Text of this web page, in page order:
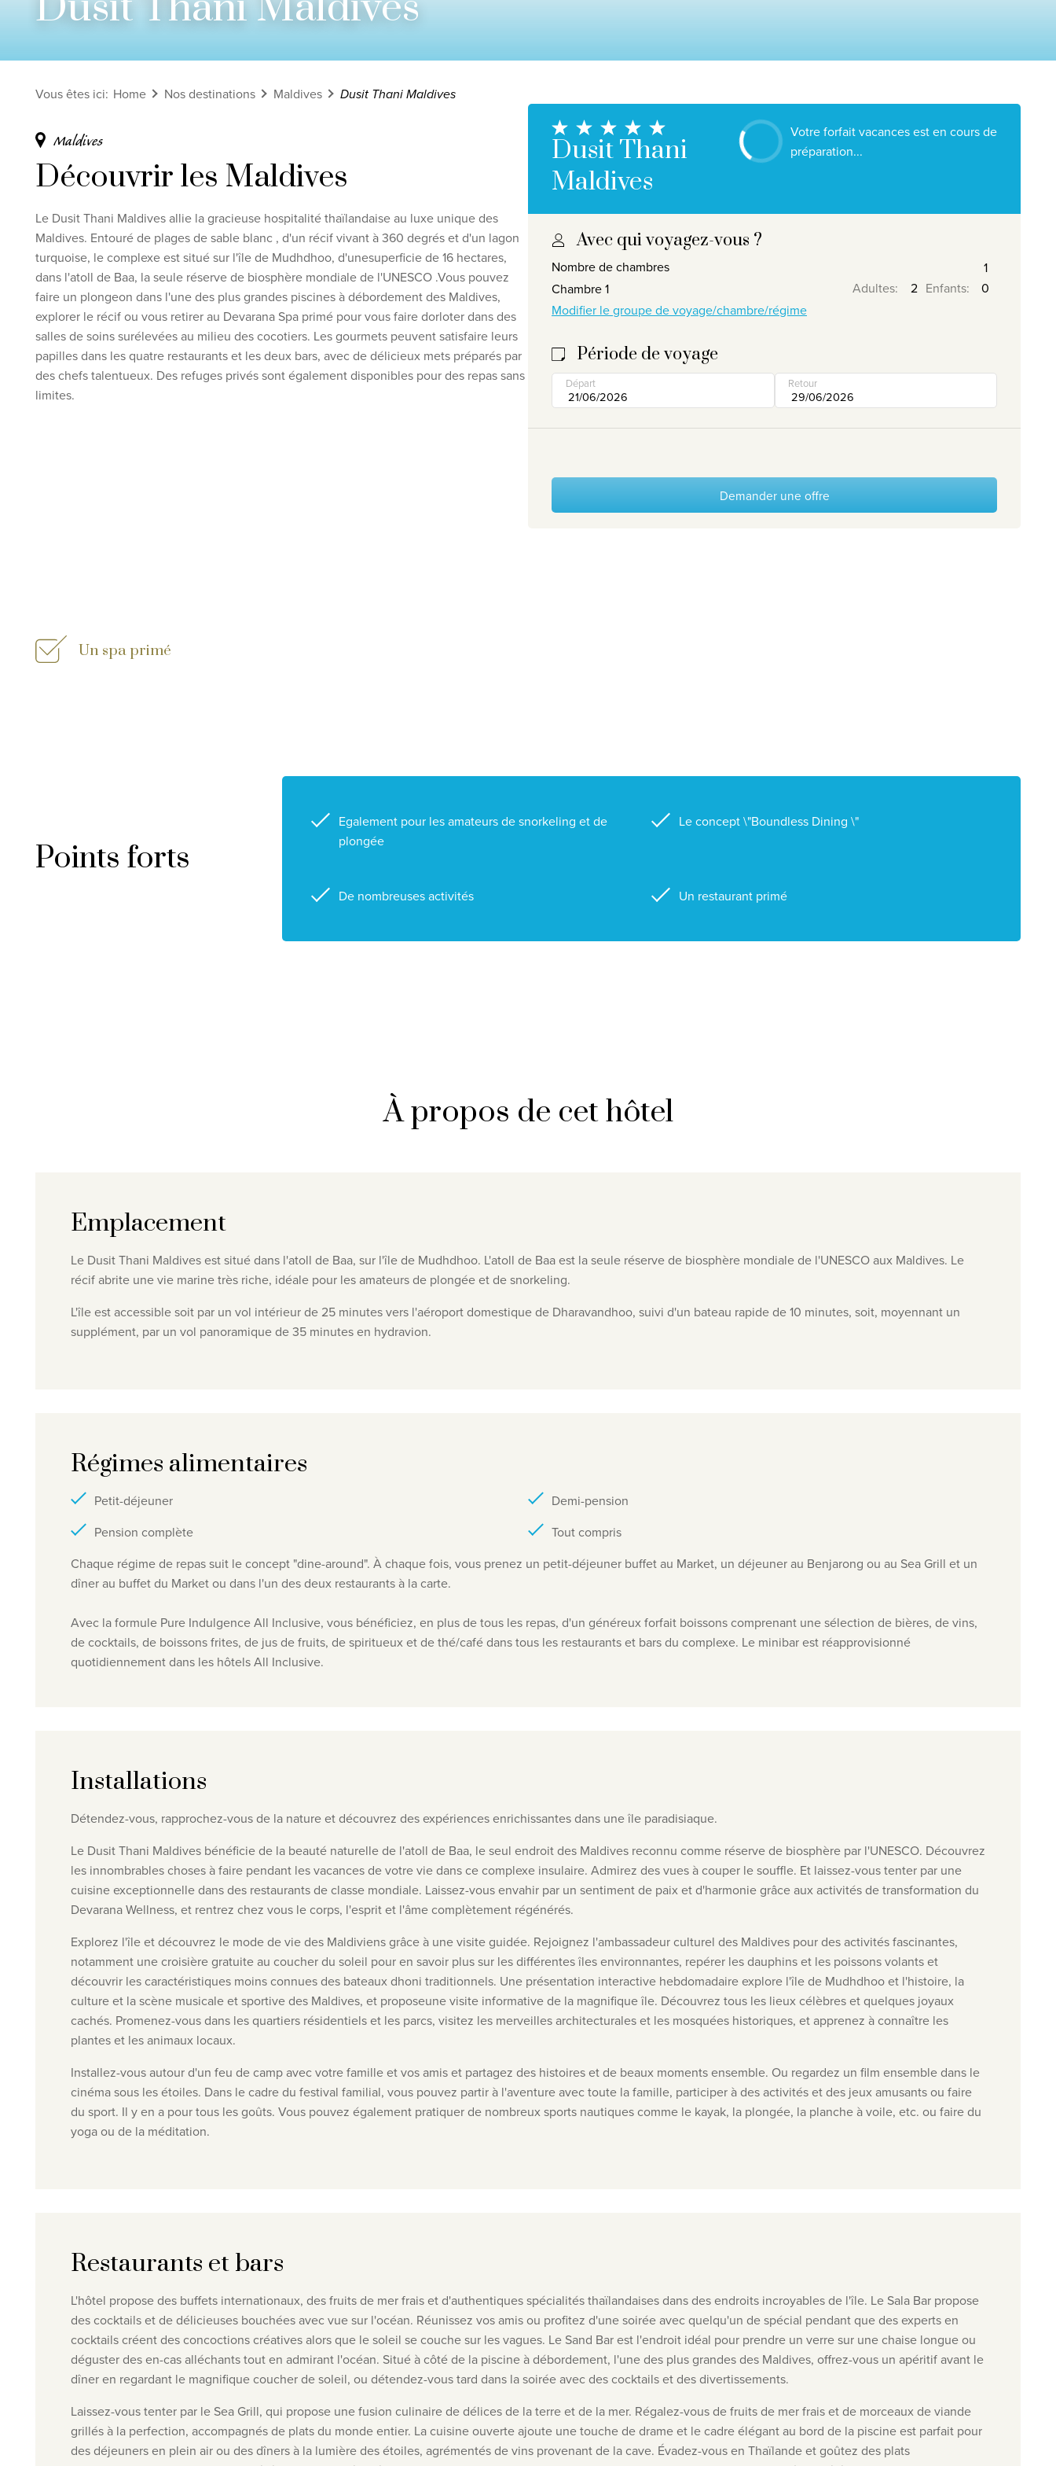
Voir tous les circuits
Découvrez nos thèmes
Lune de miel
Luxe
Voir tous les thèmes
Nos agences de voyage
Liens utiles
Clause de non-responsabilité en matière de protection de la vie privée ©2026, Travelworld
Vous êtes ici: Home Nos destinations Maldives Dusit Thani Maldives
Maldives
Découvrir les Maldives
Le Dusit Thani Maldives allie la gracieuse hospitalité thaïlandaise au luxe unique des
Maldives. Entouré de plages de sable blanc , d'un récif vivant à 360 degrés et d'un lagon
turquoise, le complexe est situésur l'île de Mudhdhoo, d'unesuperficie de 16 hectares,
dans l'atoll de Baa, la seule réserve de biosphère mondiale de l'UNESCO .Vous pouvez
faire un plongeon dans l'une des plus grandes piscines à débordement des Maldives,
explorer le récif ou vous retirer au Devarana Spa primé pour vous faire dorloter dans des
salles de soins surélevées au milieu descocotiers. Les gourmets peuvent satisfaire leurs
papilles dans les quatre restaurants et les deux bars, avec de délicieux mets préparés par
des chefs talentueux. Des refuges privés sont également disponibles pour des repas sans
limites.
Dusit Thani
Maldives
Votre forfait vacances est en cours de
préparation...
Avec qui voyagez-vous ?
Nombre de chambres
Chambre 1
Adultes: Enfants:
Modifier le groupe de voyage/chambre/régime
Période de voyage
Départ Retour
Demander une offre
Un spa primé
Points forts
Egalement pour les amateurs de snorkeling et de
plongée
Le concept \"Boundless Dining \"
De nombreuses activités Un restaurant primé
À propos de cet hôtel
Emplacement
Le Dusit Thani Maldives est situé dans l'atoll de Baa, sur l'île de Mudhdhoo. L'atoll de Baa est la seule réserve de biosphère mondiale de l'UNESCO aux Maldives. Le
récif abrite une vie marine très riche, idéale pour les amateurs de plongée et de snorkeling.
L'île est accessible soit par un vol intérieur de 25 minutes vers l'aéroport domestique de Dharavandhoo, suivi d'un bateau rapide de 10 minutes, soit, moyennant un
supplément, par un vol panoramique de 35 minutes en hydravion.
Régimes alimentaires
Petit-déjeuner
Demi-pension
Pension complète
Tout compris
Chaque régime de repas suit le concept "dine-around". À chaque fois, vous prenez un petit-déjeuner buffet au Market, un déjeuner au Benjarong ou au Sea Grill et un
dîner au buffet du Market ou dans l'un des deux restaurants à la carte.
Avec la formule Pure Indulgence All Inclusive, vous bénéficiez, en plus de tous les repas, d'un généreux forfait boissons comprenant une sélection de bières, de vins,
de cocktails, de boissons frites, de jus de fruits, de spiritueux et de thé/café dans tous les restaurants et bars du complexe. Le minibar est réapprovisionné
quotidiennement dans les hôtels All Inclusive.
Installations
Détendez-vous, rapprochez-vous de la nature et découvrez des expériences enrichissantes dans une île paradisiaque.
Le Dusit Thani Maldives bénéficie de la beauté naturelle de l'atoll de Baa, le seul endroit des Maldives reconnu comme réserve de biosphère par l'UNESCO. Découvrez
les innombrables choses à faire pendant les vacances de votre vie dans ce complexe insulaire. Admirez des vues à couper le souffle. Et laissez-vous tenter par une
cuisine exceptionnelle dans des restaurants de classe mondiale. Laissez-vous envahir par un sentiment de paix et d'harmonie grâce aux activités de transformation du
Devarana Wellness, et rentrez chez vous le corps, l'esprit et l'âme complètement régénérés.
Explorez l'île et découvrez le mode de vie des Maldiviens grâce à une visite guidée. Rejoignez l'ambassadeur culturel des Maldives pour des activités fascinantes,
notamment une croisière gratuite au coucher du soleil pour en savoir plus sur les différentes îles environnantes, repérer les dauphins et les poissons volants et
découvrir les caractéristiques moins connues des bateaux dhoni traditionnels. Une présentation interactive hebdomadaire explore l'île de Mudhdhoo et l'histoire, la
culture et la scène musicale et sportive des Maldives, et proposeune visite informative de la magnifique île. Découvrez tous les lieux célèbres et quelques joyaux
cachés. Promenez-vous dans les quartiers résidentiels et les parcs, visitez les merveilles architecturales et les mosquées historiques, et apprenez à connaître les
plantes et les animaux locaux.
Installez-vous autour d'un feu de camp avec votre famille et vos amis et partagez des histoires et de beaux moments ensemble. Ou regardez un film ensemble dans le
cinéma sous les étoiles. Dans le cadre du festival familial, vous pouvez partir à l'aventure avec toute la famille, participer à des activités et des jeux amusants ou faire
du sport. Il y en a pour tous les goûts. Vous pouvez également pratiquer de nombreux sports nautiques comme le kayak, la plongée, la planche à voile, etc. ou faire du
yoga ou de la méditation.
Restaurants et bars
L'hôtel propose des buffets internationaux, des fruits de mer frais et d'authentiques spécialités thaïlandaises dans des endroits incroyables de l'île. Le Sala Bar propose
des cocktails et de délicieuses bouchées avec vue sur l'océan. Réunissez vos amis ou profitez d'une soirée avec quelqu'un de spécial pendant que des experts en
cocktailscréent des concoctions créatives alors que le soleil se couche sur les vagues. Le Sand Bar est l'endroit idéal pour prendre un verre sur une chaise longue ou
déguster des en-cas alléchants tout en admirant l'océan. Situé à côté de la piscine à débordement, l'une des plus grandes des Maldives, offrez-vous un apéritif avant le
dîner en regardant le magnifique coucher de soleil, ou détendez-vous tard dans la soirée avec des cocktails et des divertissements.
Laissez-vous tenter par le Sea Grill, qui propose une fusion culinaire de délices de la terre et de la mer. Régalez-vous de fruits de mer frais et de morceaux de viande
grillés à la perfection, accompagnés de plats du monde entier. La cuisine ouverte ajoute une touche de drame et le cadre élégant au bord de la piscine est parfait pour
des déjeuners en plein air ou des dîners à la lumière des étoiles, agrémentés de vins provenant de la cave. Évadez-vous en Thaïlande et goûtez des plats